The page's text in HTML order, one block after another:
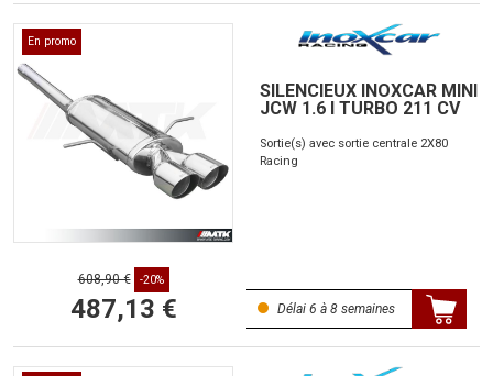
En promo
SILENCIEUX INOXCAR MINI
JCW 1.6 I TURBO 211 CV
Sortie(s) avec sortie centrale 2X80
Racing
608,90 € -20%
487,13 € Délai 6 à 8 semaines